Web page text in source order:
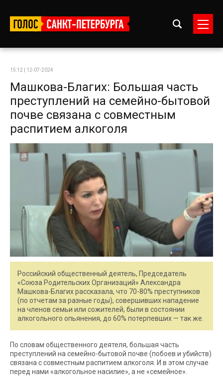
15:12 | 12-07-2024
Машкова-Благих: Большая часть
преступлений на семейно-бытовой
почве связана с совместным
распитием алкоголя
Российский общественный деятель, Председатель
«Союза Родительских Организаций» Александра
Машкова-Благих рассказала, что 70-80% преступников
(по отчетам за разные годы), совершивших нападение
на членов семьи или сожителей, были в состоянии
алкогольного опьянения, до 60% потерпевших — так же.
По словам общественного деятеля, большая часть
преступлений на семейно-бытовой почве (побоев и убийств)
связана с совместным распитием алкоголя. И в этом случае
перед нами «алкогольное насилие», а не «семейное».